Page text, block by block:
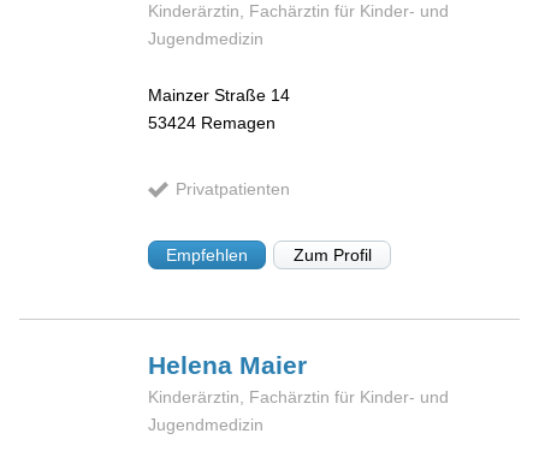
Kinderärztin, Fachärztin für Kinder- und
Jugendmedizin
Mainzer Straße 14
53424 Remagen
Privatpatienten
Empfehlen Zum Profil
Helena Maier
Kinderärztin, Fachärztin für Kinder- und
Jugendmedizin